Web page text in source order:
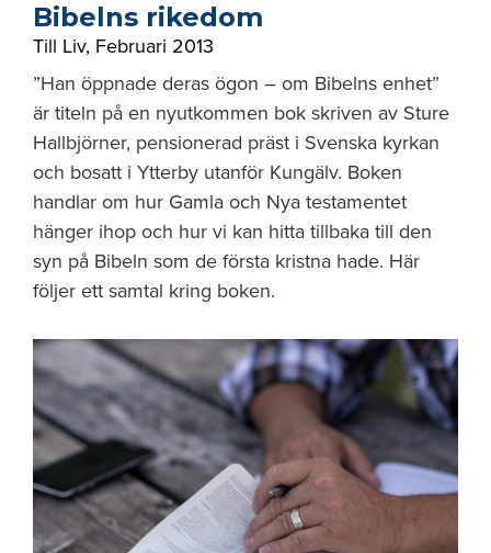
Bibelns rikedom
Till Liv, Februari 2013
”Han öppnade deras ögon – om Bibelns enhet”
är titeln på en nyutkommen bok skriven av Sture
Hallbjörner, pensionerad präst i Svenska kyrkan
och bosatt i Ytterby utanför Kungälv. Boken
handlar om hur Gamla och Nya testamentet
hänger ihop och hur vi kan hitta tillbaka till den
syn på Bibeln som de första kristna hade. Här
följer ett samtal kring boken.